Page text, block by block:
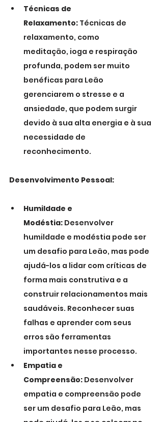
Técnicas de
Relaxamento: Técnicas de
relaxamento, como
meditação, ioga e respiração
profunda, podem ser muito
benéficas para Leão
gerenciarem o stresse e a
ansiedade, que podem surgir
devido à sua alta energia e à sua
necessidade de
reconhecimento.
Desenvolvimento Pessoal:
Humildade e
Modéstia: Desenvolver
humildade e modéstia pode ser
um desafio para Leão, mas pode
ajudá-los a lidar com críticas de
forma mais construtiva e a
construir relacionamentos mais
saudáveis. Reconhecer suas
falhas e aprender com seus
erros são ferramentas
importantes nesse processo.
Empatia e
Compreensão: Desenvolver
empatia e compreensão pode
ser um desafio para Leão, mas